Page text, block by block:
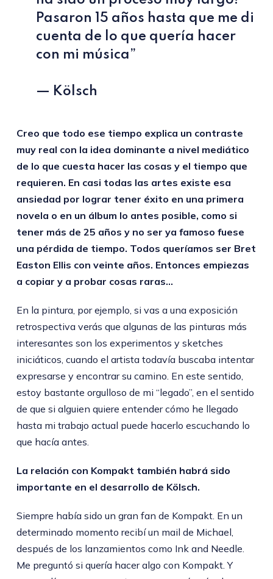
Pasaron 15 años hasta que me di
cuenta de lo que quería hacer
con mi música”
— Kölsch
Creo que todo ese tiempo explica un contraste
muy real con la idea dominante a nivel mediático
de lo que cuesta hacer las cosas y el tiempo que
requieren. En casi todas las artes existe esa
ansiedad por lograr tener éxito en una primera
novela o en un álbum lo antes posible, como si
tener más de 25 años y no ser ya famoso fuese
una pérdida de tiempo. Todos queríamos ser Bret
Easton Ellis con veinte años. Entonces empiezas
a copiar y a probar cosas raras…
En la pintura, por ejemplo, si vas a una exposición
retrospectiva verás que algunas de las pinturas más
interesantes son los experimentos y sketches
iniciáticos, cuando el artista todavía buscaba intentar
expresarse y encontrar su camino. En este sentido,
estoy bastante orgulloso de mi “legado”, en el sentido
de que si alguien quiere entender cómo he llegado
hasta mi trabajo actual puede hacerlo escuchando lo
que hacía antes.
La relación con Kompakt también habrá sido
importante en el desarrollo de Kölsch.
Siempre había sido un gran fan de Kompakt. En un
determinado momento recibí un mail de Michael,
después de los lanzamientos como Ink and Needle.
Me preguntó si quería hacer algo con Kompakt. Y